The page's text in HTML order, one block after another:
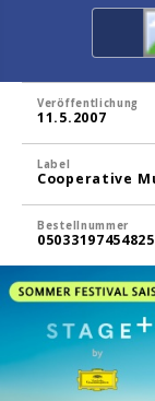
Veröffentlichung
11.5.2007
Label
Cooperative
Bestellnummer
05033197454825